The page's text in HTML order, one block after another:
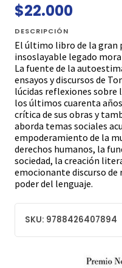
$22.000
DESCRIPCIÓN
El último libro de la gran
insoslayable legado
La fuente de la
ensayos y discursos de
lúcidas reflexiones sobre
los últimos cuarenta
crítica de sus obras y
aborda temas sociales
empoderamiento de la
derechos humanos, la
sociedad, la creación
emocionante discurso
poder del lenguaje.
SKU: 9788426407894